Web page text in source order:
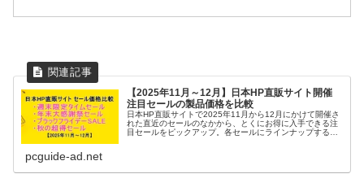
【2025年11月～12月】日本HP直販サイト開催
注目セールの製品価格を比較
日本HP直販サイトで2025年11月から12月にかけて開催さ
れた直近のセールのなかから、とくにお得に入手できる注
目セールをピックアップ。各セールにラインナップする製
pcguide-ad.net